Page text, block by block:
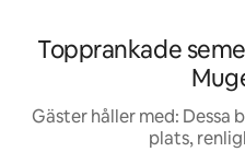
Topprankade
Gäster håller med: Dessa
plats,